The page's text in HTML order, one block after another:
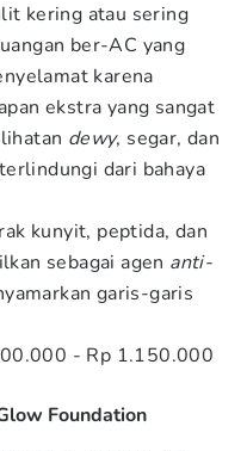
kering atau sering
ber-AC yang
karena
ekstra yang sangat
dewy, segar, dan
dari bahaya
kunyit, peptida, dan
sebagai agen anti-
garis-garis
- Rp 1.150.000
Foundation